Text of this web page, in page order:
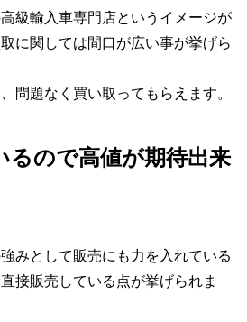
級輸入車専門店というイメージが
に関しては間口が広い事が挙げら
問題なく買い取ってもらえます。
るので高値が期待出来
みとして販売にも力を入れている
接販売している点が挙げられま